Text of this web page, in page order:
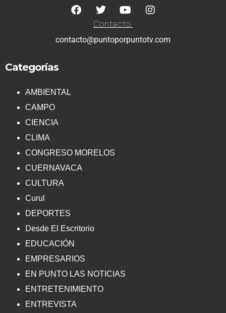
Contacto:
contacto@puntoporpuntotv.com
Categorías
AMBIENTAL
CAMPO
CIENCIA
CLIMA
CONGRESO MORELOS
CUERNAVACA
CULTURA
Curul
DEPORTES
Desde El Escritorio
EDUCACIÓN
EMPRESARIOS
EN PUNTO LAS NOTICIAS
ENTRETENIMIENTO
ENTREVISTA